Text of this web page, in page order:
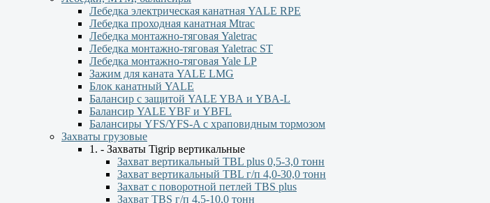
Лебедка электрическая канатная YALE RPE
Лебедка проходная канатная Mtrac
Лебедка монтажно-тяговая Yaletrac
Лебедка монтажно-тяговая Yaletrac ST
Лебедка монтажно-тяговая Yale LP
Зажим для каната YALE LMG
Блок канатный YALE
Балансир с защитой YALE YBА и YBА-L
Балансир YALE YBF и YBFL
Балансиры YFS/YFS-A с храповидным тормозом
Захваты грузовые
1. - Захваты Tigrip вертикальные
Захват вертикальный TBL plus 0,5-3,0 тонн
Захват вертикальный TBL г/п 4,0-30,0 тонн
Захват с поворотной петлей TBS plus
Захват TBS г/п 4,5-10,0 тонн